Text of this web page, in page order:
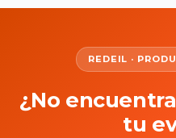
REDEIL ·
¿No
tu